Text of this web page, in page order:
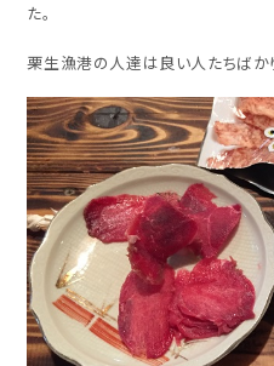
た。
栗生漁港の人達は良い人たちばか